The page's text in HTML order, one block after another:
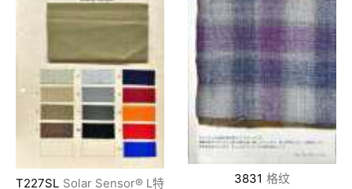
T227SL Solar Sensor® L特 3831 格纹